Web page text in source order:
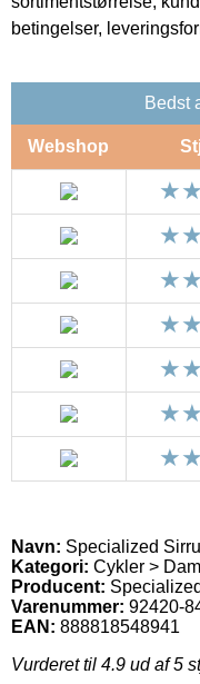
betingelser,
Bedst
Webshop
Navn: Specialized
Kategori: Cykler >
Producent: Specialized
Varenummer: 92420-
EAN: 888818548941
Vurderet til 4.9 ud af 5